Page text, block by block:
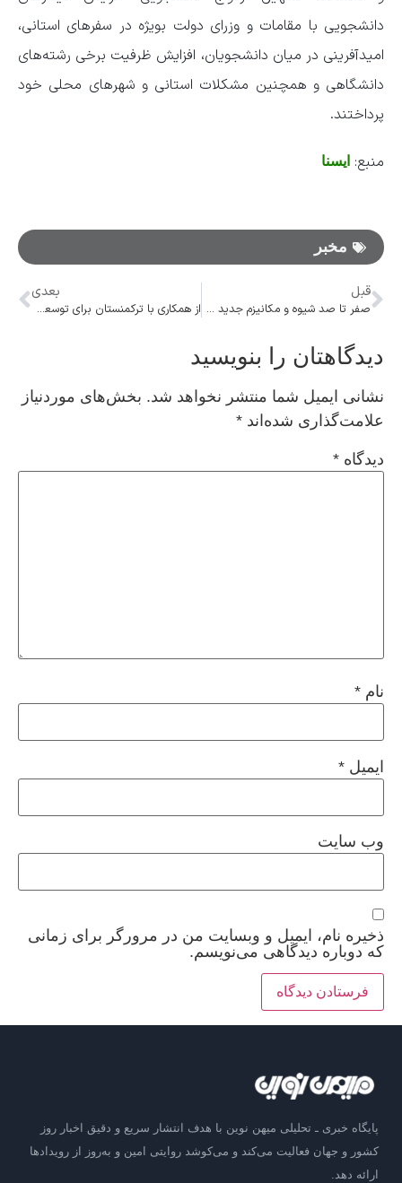
دانشجویی با مقامات و وزرای دولت بویژه در سفرهای استانی،
امیدآفرینی در میان دانشجویان، افزایش ظرفیت برخی رشته‌های
دانشگاهی و همچنین مشکلات استانی و شهرهای محلی خود
پرداختند.
منبع: ایسنا
مخبر
قبل
صفر تا صد شیوه و مکانیزم جدید طراحی سؤالات و برگزاری امتحانات نهایی
بعدی
از همکاری با ترکمنستان برای توسعه کریدور شمال &#۸۲۱۱; جنوب تا آغاز حرکت قطارهای تهران &#۸۲۱۱; کربلا
دیدگاهتان را بنویسید
نشانی ایمیل شما منتشر نخواهد شد. بخش‌های موردنیاز
علامت‌گذاری شده‌اند *
دیدگاه *
نام *
ایمیل *
وب‌ سایت
ذخیره نام، ایمیل و وبسایت من در مرورگر برای زمانی
که دوباره دیدگاهی می‌نویسم.
پایگاه خبری ـ تحلیلی میهن نوین با هدف انتشار سریع و دقیق اخبار روز
کشور و جهان فعالیت می‌کند و می‌کوشد روایتی امین و به‌روز از رویدادها
ارائه دهد.